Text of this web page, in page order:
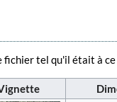
fichier tel qu'il était à